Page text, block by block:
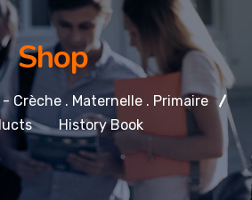
Shop
Crèche . Maternelle . Primaire
History Book